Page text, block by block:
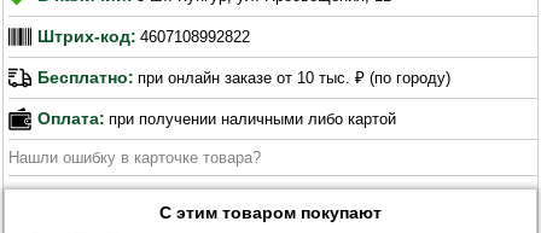
Штрих-код: 4607108992822
Бесплатно: при онлайн заказе от 10 тыс. ₽ (по городу)
Оплата: при получении наличными либо картой
Нашли ошибку в карточке товара?
С этим товаром покупают